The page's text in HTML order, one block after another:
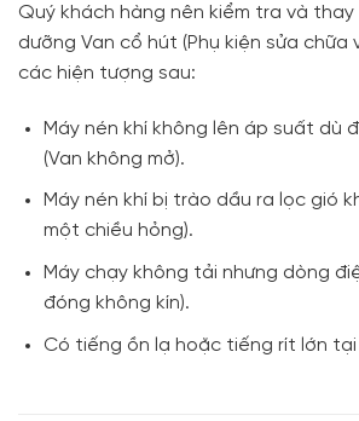
Quý khách hàng nên kiểm tra và
dưỡng Van cổ hút (Phụ kiện sửa chữa
các hiện tượng sau:
Máy nén khí không lên áp suất dù
(Van không mở).
Máy nén khí bị trào dầu ra lọc gió
một chiều hỏng).
Máy chạy không tải nhưng dòng
đóng không kín).
Có tiếng ồn lạ hoặc tiếng rít lớn tại